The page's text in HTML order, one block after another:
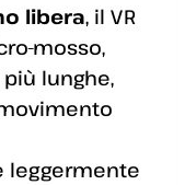
libera, il VR
mosso,
lunghe,
leggermente